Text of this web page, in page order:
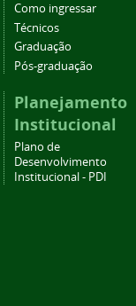
Como ingressar
Técnicos
Graduação
Pós-graduação
Planejamento
Institucional
Plano de
Desenvolvimento
Institucional - PDI